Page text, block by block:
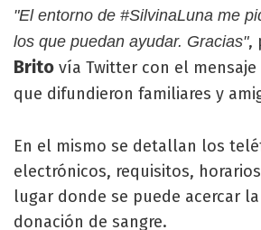
"El entorno de #SilvinaLuna me
los que puedan ayudar. Gracias",
Brito vía Twitter con el mensaje
que difundieron familiares y
En el mismo se detallan los
electrónicos, requisitos,
lugar donde se puede acercar
donación de sangre.